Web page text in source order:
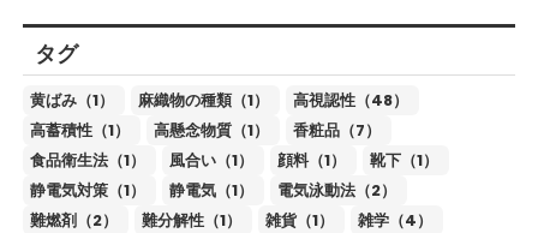
タグ
黄ばみ（1） 麻織物の種類（1）
高視認性（48）
高蓄積性（1）
高懸念物質（1）
香粧品（7）
食品衛生法（1）
風合い（1） 顔料（1）
靴下（1）
静電気対策（1）
静電気（1）
電気泳動法（2）
難燃剤（2）
難分解性（1） 雑貨（1）
雑学（4）